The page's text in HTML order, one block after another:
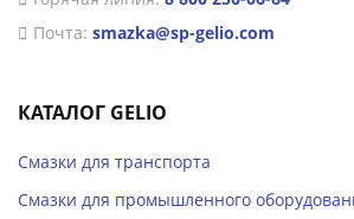
Почта: smazka@sp-gelio.com
КАТАЛОГ GELIO
Смазки для транспорта
Смазки для промышленного